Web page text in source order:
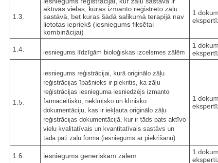
1.3.
aktīvās vielas, kuras izmanto reģistrēto zāļu
sastāvā, bet kuras šādā salikumā terapijā nav
lietotas iepriekš (iesniegums fiksētai
kombinācijai)
1
1.4. iesniegums līdzīgām bioloģiskas izcelsmes zālēm
1
1.5.
iesniegums reģistrācijai, kurā oriģinālo zāļu
reģistrācijas īpašnieks ir piekritis, ka zāļu
reģistrācijas iesnieguma iesniedzējs izmanto
farmaceitisko, neklīnisko un klīnisko
dokumentāciju, kas ir iekļauta oriģinālo zāļu
reģistrācijas dokumentācijā, kur ir tāds pats aktīvo
vielu kvalitatīvais un kvantitatīvais sastāvs un
tāda pati zāļu forma (iesniegums ar piekrišanu)
1
1.6. iesniegums ģenēriskām zālēm
1